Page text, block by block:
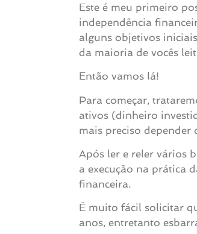
Este é meu primeiro
independência
alguns objetivos
da maioria de vocês
Então vamos lá!
Para começar,
ativos (dinheiro
mais preciso
Após ler e reler vários
a execução na prática
financeira.
É muito fácil solicitar
anos, entretanto